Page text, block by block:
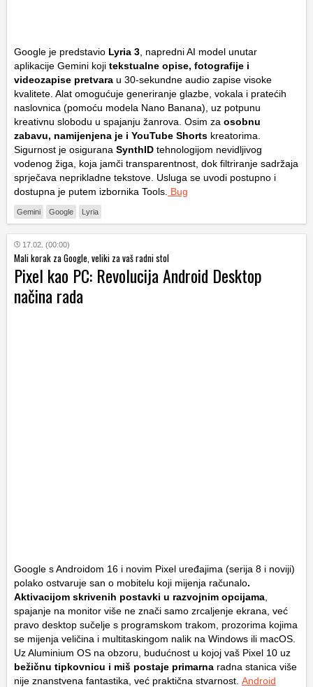
Google je predstavio Lyria 3 , napredni AI model unutar
aplikacije Gemini koji tekstualne opise, fotografije i
videozapise pretvara u 30-sekundne audio zapise visoke
kvalitete. Alat omogućuje generiranje glazbe, vokala i pratećih
naslovnica (pomoću modela Nano Banana), uz potpunu
kreativnu slobodu u spajanju žanrova. Osim za osobnu
zabavu, namijenjena je i YouTube Shorts kreatorima.
Sigurnost je osigurana SynthID tehnologijom nevidljivog
vodenog žiga, koja jamči transparentnost, dok filtriranje sadržaja
sprječava neprikladne tekstove. Usluga se uvodi postupno i
dostupna je putem izbornika Tools Bug
Gemini Google Lyria
17.02. (00:00)
Mali korak za Google, veliki za vaš radni stol
Pixel kao PC: Revolucija Android Desktop
načina rada
Google s Androidom 16 i novim Pixel uređajima (serija 8 i noviji)
polako ostvaruje san o mobitelu koji mijenja računalo.
Aktivacijom skrivenih postavki u razvojnim opcijama,
spajanje na monitor više ne znači samo zrcaljenje ekrana, već
pravo desktop sučelje s programskom trakom, prozorima kojima
se mijenja veličina i multitaskingom nalik na Windows ili macOS.
Uz Aluminium OS na obzoru, budućnost u kojoj vaš Pixel 10 uz
bežičnu tipkovnicu i miš postaje primarna radna stanica više
nije znanstvena fantastika, već praktična stvarnost. Android